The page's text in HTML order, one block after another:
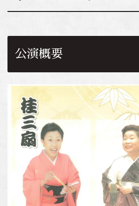
公演概要